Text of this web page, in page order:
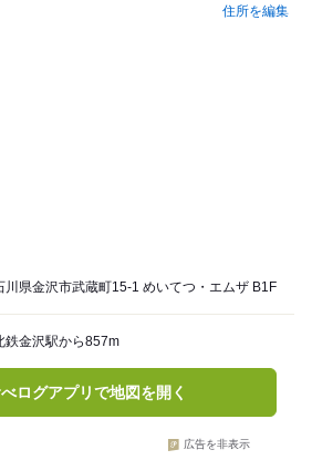
住所を編集
川県金沢市武蔵町15-1 めいてつ・エムザ B1F
鉄金沢駅から857m
ログアプリで地図を開く
広告を非表示